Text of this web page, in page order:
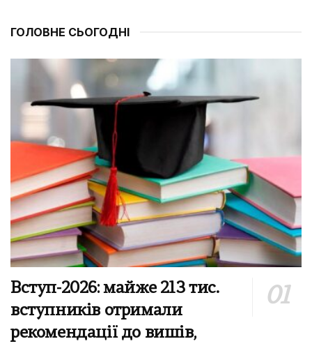
ГОЛОВНЕ СЬОГОДНІ
Вступ-2026: майже 213 тис.
вступників отримали
рекомендації до вишів,